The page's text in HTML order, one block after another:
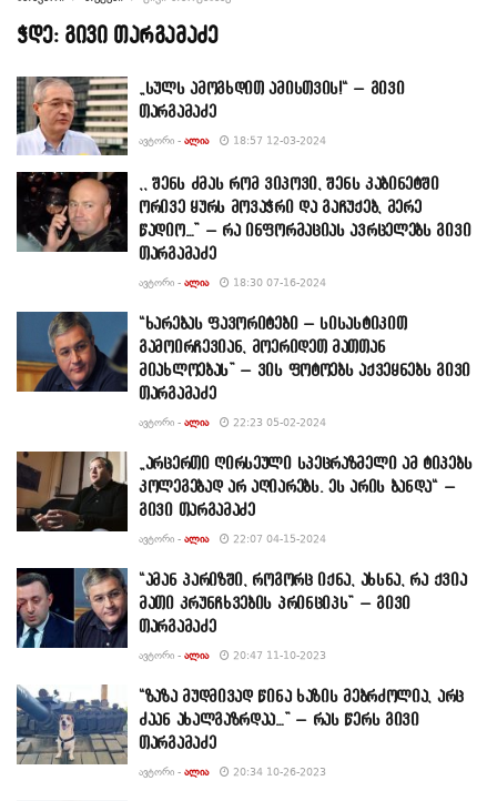
ჭდე: გივი თარგამაძე
„სულს ამოგხდით ამისთვის!“ – გივი
თარგამაძე
ᲐᲕᲢᲝᲠᲘ - ᲐᲚᲘᲐ 18:57 12-03-2024
,, შენს ძმას რომ ვიპოვი, შენს კაბინეტში
ორივე ყურს მოვაჭრი და გაჩუქებ, მერე
წადიო…” – რა ინფორმაციას ავრცელებს გივი
თარგამაძე
ᲐᲕᲢᲝᲠᲘ - ᲐᲚᲘᲐ 18:30 07-16-2024
“ხარებას ფავორიტები – სისასტიკით
გამოირჩევიან, მოერიდეთ მათთან
მიახლოებას” – ვის ფოტოებს აქვეყნებს გივი
თარგამაძე
ᲐᲕᲢᲝᲠᲘ - ᲐᲚᲘᲐ 22:23 05-02-2024
„არცერთი ღირსეული სპეცრაზმელი ამ ტიპებს
კოლეგებად არ აღიარებს. ეს არის ბანდა“ –
გივი თარგამაძე
ᲐᲕᲢᲝᲠᲘ - ᲐᲚᲘᲐ 22:07 04-15-2024
“ამან პარიზში, როგორც იქნა, ახსნა, რა ქვია
მათი კრუნჩხვების პრინციპს” – გივი
თარგამაძე
ᲐᲕᲢᲝᲠᲘ - ᲐᲚᲘᲐ 20:47 11-10-2023
“ზაზა მუდმივად წინა ხაზის მებრძოლია, არც
ძაან ახალგაზრდაა…” – რას წერს გივი
თარგამაძე
ᲐᲕᲢᲝᲠᲘ - ᲐᲚᲘᲐ 20:34 10-26-2023